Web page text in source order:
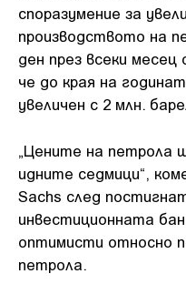
споразумение за
производството на
ден през всеки
че до края на
увеличен с 2 млн.
„Цените на петрола
идните седмици“,
Sachs след
инвестиционната
оптимисти относно
петрола.